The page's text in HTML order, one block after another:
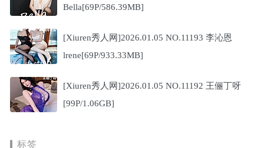
Bella[69P/586.39MB]
[Xiuren秀人网]2026.01.05 NO.11193 李沁恩
lrene[69P/933.33MB]
[Xiuren秀人网]2026.01.05 NO.11192 王俪丁呀
[99P/1.06GB]
标签